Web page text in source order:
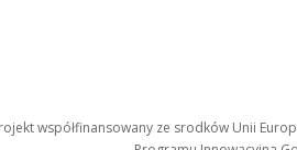
współfinansowany ze srodków Unii